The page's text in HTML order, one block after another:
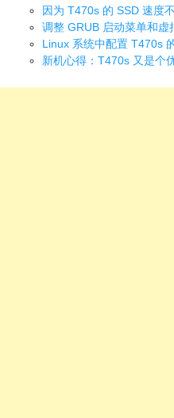
因为 T470s 的 SSD 速度
调整 GRUB 启动菜单和虚
Linux 系统中配置 T470s
新机心得：T470s 又是个